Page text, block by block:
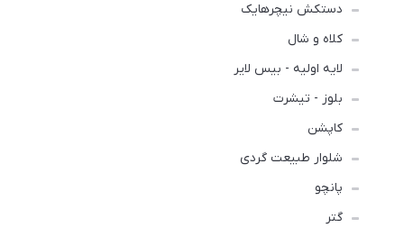
دستکش نیچرهایک
کلاه و شال
لایه اولیه - بیس لایر
بلوز - تیشرت
کاپشن
شلوار طبیعت گردی
پانچو
گتر